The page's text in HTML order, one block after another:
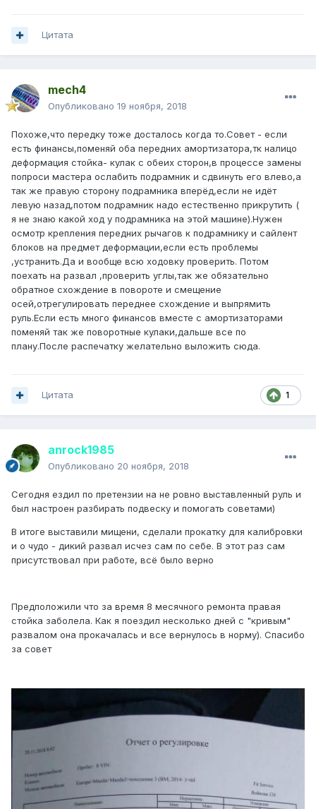
Цитата
mech4
Опубликовано 19 ноября, 2018
Похоже,что передку тоже досталось когда то.Совет - если
есть финансы,поменяй оба передних амортизатора,тк налицо
деформация стойка- кулак с обеих сторон,в процессе замены
попроси мастера ослабить подрамник и сдвинуть его влево,а
так же правую сторону подрамника вперёд,если не идёт
левую назад,потом подрамник надо естественно прикрутить (
я не знаю какой ход у подрамника на этой машине).Нужен
осмотр крепления передних рычагов к подрамнику и сайлент
блоков на предмет деформации,если есть проблемы
,устранить.Да и вообще всю ходовку проверить. Потом
поехать на развал ,проверить углы,так же обязательно
обратное схождение в повороте и смещение
осей,отрегулировать переднее схождение и выпрямить
руль.Если есть много финансов вместе с амортизаторами
поменяй так же поворотные кулаки,дальше все по
плану.После распечатку желательно выложить сюда.
1
Цитата
anrock1985
Опубликовано 20 ноября, 2018
Сегодня ездил по претензии на не ровно выставленный руль и
был настроен разбирать подвеску и помогать советами)
В итоге выставили мищени, сделали прокатку для калибровки
и о чудо - дикий развал исчез сам по себе. В этот раз сам
присутствовал при работе, всё было верно
Предположили что за время 8 месячного ремонта правая
стойка заболела. Как я поездил несколько дней с "кривым"
развалом она прокачалась и все вернулось в норму). Спасибо
за совет